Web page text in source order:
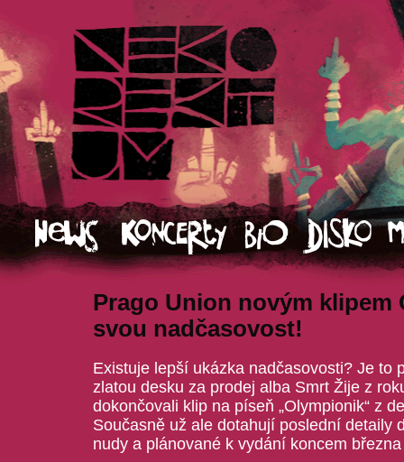
Prago Union novým klipem
svou nadčasovost!
Existuje lepší ukázka nadčasovosti? Je to
zlatou desku za prodej alba Smrt Žije z
dokončovali klip na píseň „Olympionik“ z
Současně už ale dotahují poslední detaily
nudy a plánované k vydání koncem